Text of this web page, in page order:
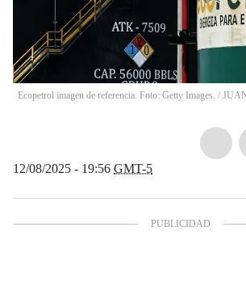
Ecopetrol imagen de referencia. Foto: Getty Images. /
12/08/2025 - 19:56 GMT-5